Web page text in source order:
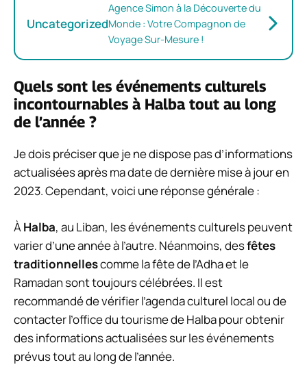
Uncategorized
Agence Simon à la Découverte du
Monde : Votre Compagnon de
Voyage Sur-Mesure !
Quels sont les événements culturels
incontournables à Halba tout au long
de l’année ?
Je dois préciser que je ne dispose pas d’informations
actualisées après ma date de dernière mise à jour en
2023. Cependant, voici une réponse générale :
ÀHalba, au Liban, les événements culturels peuvent
varier d’une année à l’autre. Néanmoins, desfêtes
traditionnellescomme la fête de l’Adha et le
Ramadan sont toujours célébrées. Il est
recommandé de vérifier l’agenda culturel local ou de
contacter l’office du tourisme de Halba pour obtenir
des informations actualisées sur les événements
prévus tout au long de l’année.